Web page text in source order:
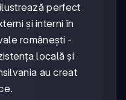
perfect
și interni în
românești -
locală și
au creat